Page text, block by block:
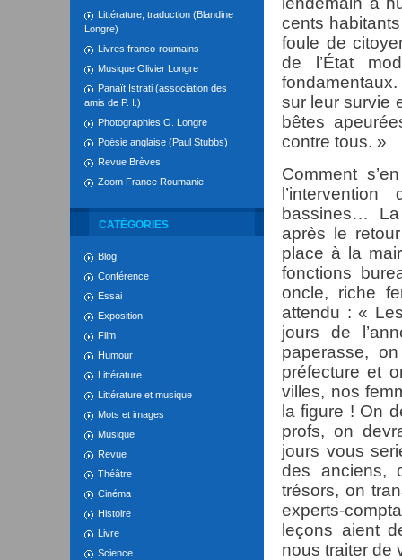
Littérature, traduction (Blandine
Longre)
Livres franco-roumains
Musique Olivier Longre
Panaït Istrati (association des
amis de P. I.)
Photographies O. Longre
Poésie anglaise (Paul Stubbs)
Revue Brèves
Zoom France Roumanie
CATÉGORIES
Blog
Conférence
Essai
Exposition
Film
Humour
Littérature
Littérature et musique
Mots et images
Musique
Revue
Théâtre
Cinéma
Histoire
Livre
Science
cents
foule de
de l’État
fondamentaux.
sur leur survie
bêtes
contre tous. »
Comment
bassines…
après le
place à la
fonctions
oncle, riche
attendu : «
jours de
paperasse,
préfecture et
villes, nos
la figure ! On
profs, on
jours vous
des anciens,
trésors, on
experts-
leçons aient
nous traiter de